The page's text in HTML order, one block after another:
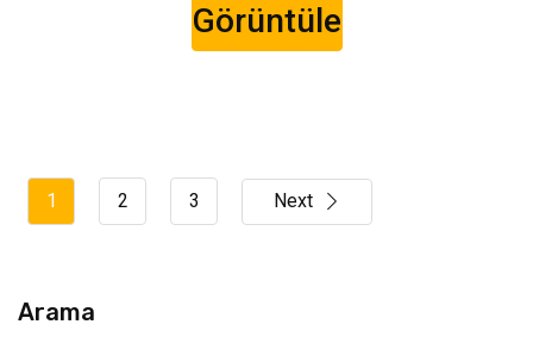
Görüntüle
1 2 3 Next
Arama